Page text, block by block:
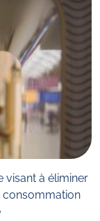
visant à éliminer
consommation